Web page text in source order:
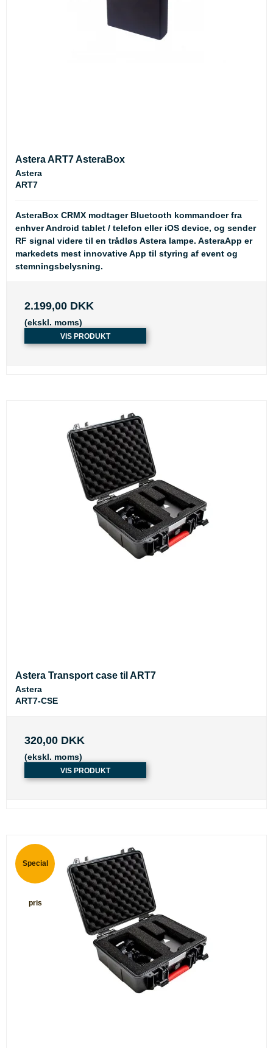
Astera ART7 AsteraBox
Astera
ART7
AsteraBox CRMX modtager Bluetooth kommandoer fra
enhver Android tablet / telefon eller iOS device, og sender
RF signal videre til en trådløs Astera lampe. AsteraApp er
markedets mest innovative App til styring af event og
stemningsbelysning.
2.199,00 DKK
(ekskl. moms)
VIS PRODUKT
Astera Transport case til ART7
Astera
ART7-CSE
320,00 DKK
(ekskl. moms)
VIS PRODUKT
Special
pris